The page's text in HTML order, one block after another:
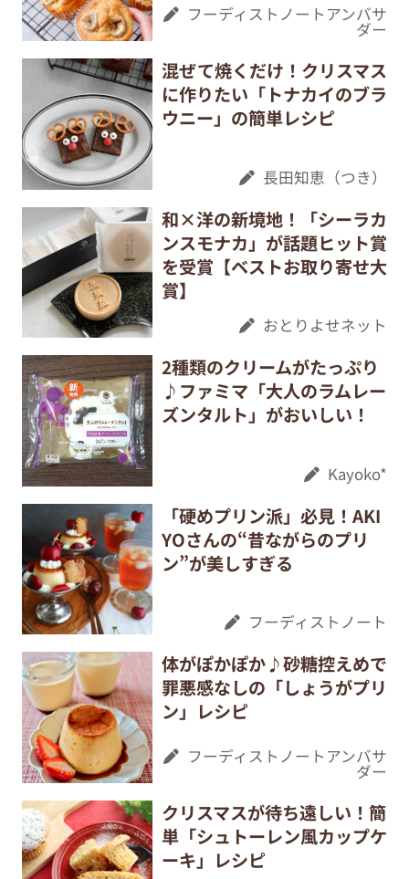
フーディストノートアンバサ
ダー
混ぜて焼くだけ！クリスマス
に作りたい「トナカイのブラ
ウニー」の簡単レシピ
長田知恵（つき）
和×洋の新境地！「シーラカ
ンスモナカ」が話題ヒット賞
を受賞【ベストお取り寄せ大
賞】
おとりよせネット
2種類のクリームがたっぷり
♪ファミマ「大人のラムレー
ズンタルト」がおいしい！
Kayoko*
「硬めプリン派」必見！AKI
YOさんの“昔ながらのプリ
ン”が美しすぎる
フーディストノート
体がぽかぽか♪砂糖控えめで
罪悪感なしの「しょうがプリ
ン」レシピ
フーディストノートアンバサ
ダー
クリスマスが待ち遠しい！簡
単「シュトーレン風カップケ
ーキ」レシピ